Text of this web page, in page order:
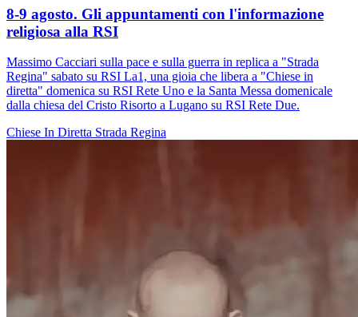
8-9 agosto. Gli appuntamenti con l'informazione
religiosa alla RSI
Massimo Cacciari sulla pace e sulla guerra in replica a "Strada
Regina" sabato su RSI La1, una gioia che libera a "Chiese in
diretta" domenica su RSI Rete Uno e la Santa Messa domenicale
dalla chiesa del Cristo Risorto a Lugano su RSI Rete Due.
Chiese In Diretta Strada Regina